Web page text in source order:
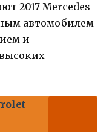
2017 Mercedes-
автомобилем
и